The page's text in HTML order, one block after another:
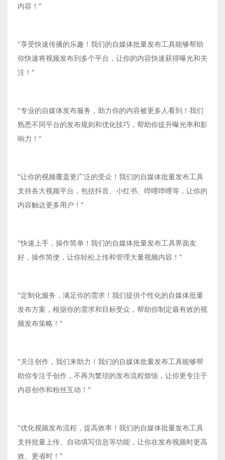
内容！"
"享受快速传播的乐趣！我们的自媒体批量发布工具能够帮助
你快速将视频发布到多个平台，让你的内容快速获得曝光和关
注！"
"专业的自媒体发布服务，助力你的内容被更多人看到！我们
熟悉不同平台的发布规则和优化技巧，帮助你提升曝光率和影
响力！"
"让你的视频覆盖更广泛的受众！我们的自媒体批量发布工具
支持各大视频平台，包括抖音、小红书、哔哩哔哩等，让你的
内容触达更多用户！"
"快速上手，操作简单！我们的自媒体批量发布工具界面友
好，操作简便，让你轻松上传和管理大量视频内容！"
"定制化服务，满足你的需求！我们提供个性化的自媒体批量
发布方案，根据你的需求和目标受众，帮助你制定最有效的视
频发布策略！"
"关注创作，我们来助力！我们的自媒体批量发布工具能够帮
助你专注于创作，不再为繁琐的发布流程烦恼，让你更专注于
内容创作和粉丝互动！"
"优化视频发布流程，提高效率！我们的自媒体批量发布工具
支持批量上传、自动填写信息等功能，让你在发布视频时更高
效、更省时！"